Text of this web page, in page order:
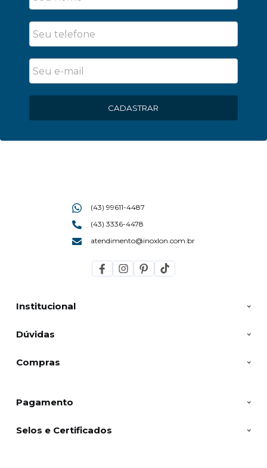
CADASTRAR
Institucional
Dúvidas
Compras
(43) 99611-4487
(43) 3336-4478
atendimento@inoxlon.com.br
Pagamento
Selos e Certificados